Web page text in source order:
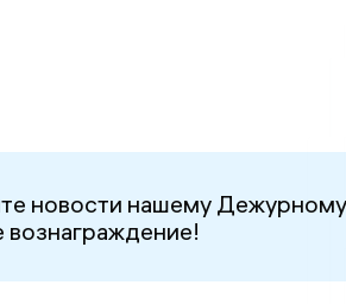
новости нашему
вознаграждение!